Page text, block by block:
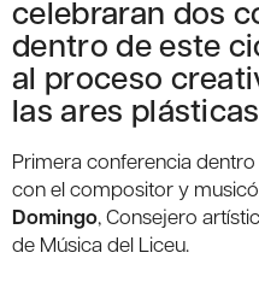
celebraran dos
dentro de este
al proceso
las ares
Primera conferencia dentro
con el compositor y
Domingo, Consejero
de Música del Liceu.